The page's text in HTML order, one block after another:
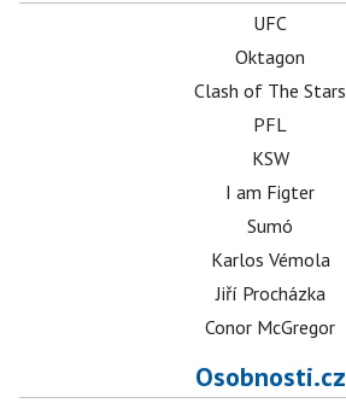
UFC
Oktagon
Clash of The Stars
PFL
KSW
I am Figter
Sumó
Karlos Vémola
Jiří Procházka
Conor McGregor
Osobnosti.cz